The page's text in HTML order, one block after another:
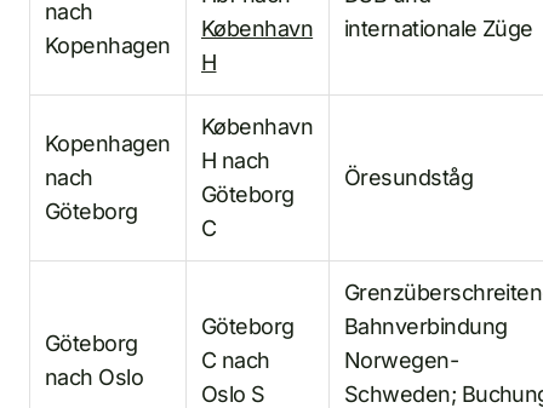
nach
Kopenhagen
København
H
internationale Züge
Kopenhagen
nach
Göteborg
København
H nach
Göteborg
C
Öresundståg
Göteborg
nach Oslo
Göteborg
C nach
Oslo S
Bahnverbindung
Norwegen-
Schweden;